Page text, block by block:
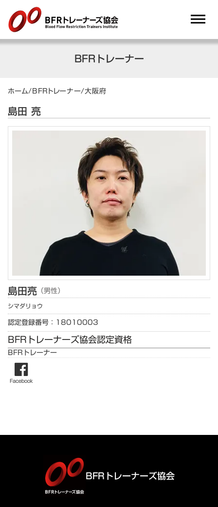
dehaze
BFRトレーナー
ホーム/BFRトレーナー/大阪府
島田 亮
島田亮 （男性）
シマダリョウ
認定登録番号：18010003
BFRトレーナーズ協会認定資格
BFRトレーナー
Facebook
BFRトレーナーズ協会